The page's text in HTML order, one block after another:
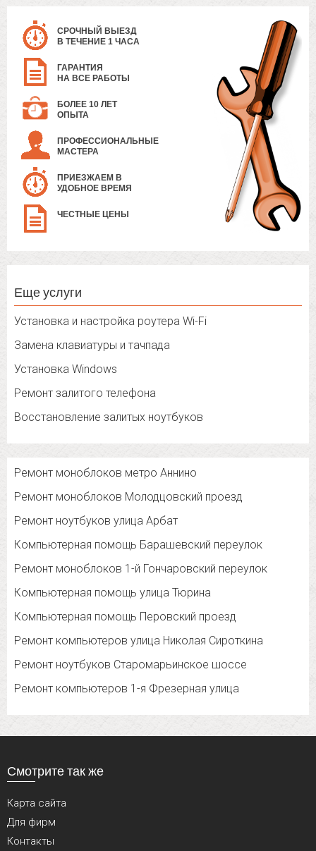
СРОЧНЫЙ ВЫЕЗД
В ТЕЧЕНИЕ 1 ЧАСА
ГАРАНТИЯ
НА ВСЕ РАБОТЫ
БОЛЕЕ 10 ЛЕТ
ОПЫТА
ПРОФЕССИОНАЛЬНЫЕ
МАСТЕРА
ПРИЕЗЖАЕМ В
УДОБНОЕ ВРЕМЯ
ЧЕСТНЫЕ ЦЕНЫ
Еще услуги
Установка и настройка роутера Wi-Fi
Замена клавиатуры и тачпада
Установка Windows
Ремонт залитого телефона
Восстановление залитых ноутбуков
Ремонт моноблоков метро Аннино
Ремонт моноблоков Молодцовский проезд
Ремонт ноутбуков улица Арбат
Компьютерная помощь Барашевский переулок
Ремонт моноблоков 1-й Гончаровский переулок
Компьютерная помощь улица Тюрина
Компьютерная помощь Перовский проезд
Ремонт компьютеров улица Николая Сироткина
Ремонт ноутбуков Старомарьинское шоссе
Ремонт компьютеров 1-я Фрезерная улица
Смотрите так же
Карта сайта
Для фирм
Контакты